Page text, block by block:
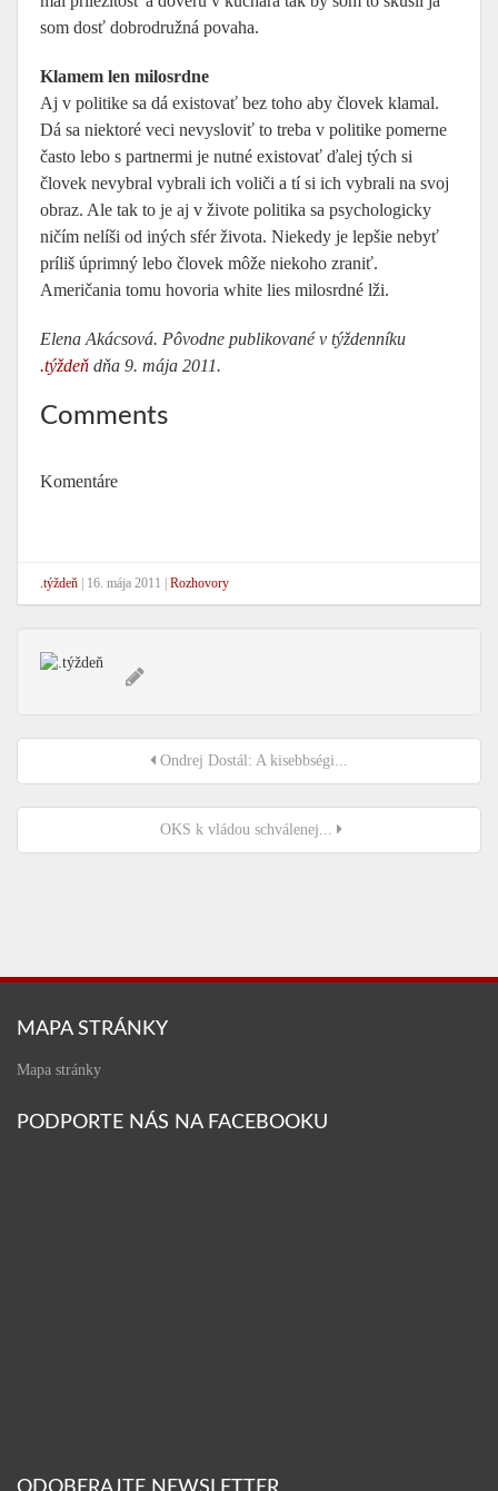
som dosť dobrodružná povaha.
Klamem len milosrdne
Aj v politike sa dá existovať bez toho aby človek klamal.
Dá sa niektoré veci nevysloviť to treba v politike pomerne
často lebo s partnermi je nutné existovať ďalej tých si
človek nevybral vybrali ich voliči a tí si ich vybrali na svoj
obraz. Ale tak to je aj v živote politika sa psychologicky
ničím nelíši od iných sfér života. Niekedy je lepšie nebyť
príliš úprimný lebo človek môže niekoho zraniť.
Američania tomu hovoria white lies milosrdné lži.
Elena Akácsová. Pôvodne publikované v týždenníku
.týždeň dňa 9. mája 2011.
Comments
Komentáre
.týždeň 16. mája 2011 Rozhovory
Ondrej Dostál: A kisebbségi...
OKS k vládou schválenej...
MAPA STRÁNKY
Mapa stránky
PODPORTE NÁS NA FACEBOOKU